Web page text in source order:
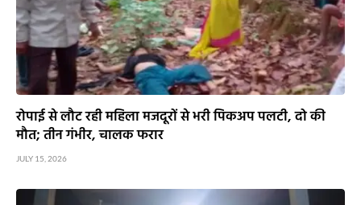
रोपाई से लौट रही महिला मजदूरों से भरी पिकअप पलटी, दो की
मौत; तीन गंभीर, चालक फरार
JULY 15, 2026